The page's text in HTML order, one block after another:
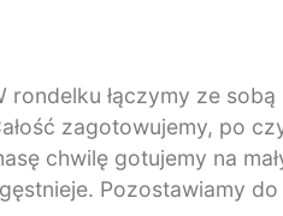
rondelku łączymy ze
zagotowujemy, po
chwilę gotujemy na
Pozostawiamy